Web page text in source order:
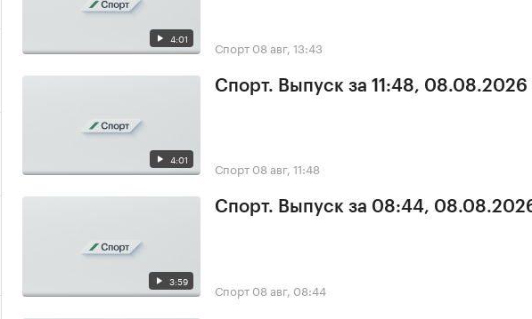
4:01 Спорт 08 авг, 13:43
4:01
Спорт. Выпуск за 11:48, 08.08.2026
Спорт 08 авг, 11:48
3:59
Спорт. Выпуск за 08:44,
Спорт 08 авг, 08:44